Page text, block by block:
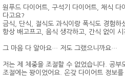
원푸드 다이어트, 구석기 다이어트, 채식 다
다고요?
금식, 단식, 절식도 과식이랑 폭식도 경험하
항상 배고프고, 음식 생각하고, 간식 없이
그 마음 다 알아요… 저도 그랬으니까요…
저는 제 체중을 조절할 수 없었습니다. 공부
조절에는 꽝이었어요. 온갖 다이어트 정보